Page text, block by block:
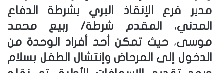
مدير فرع الإنقاذ البري بشرطة الدفاع
المدني، المقدم شرطة/ ربيع محمد
موسى، حيث تمكن أحد أفراد الوحدة من
الدخول إلى المرحاض وإنتشال الطفل بسلام